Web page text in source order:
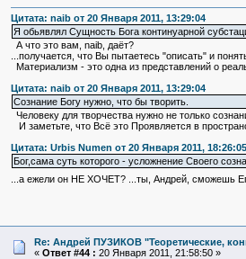
Цитата: naib от 20 Января 2011, 13:29:04
Я обьявлял Сущность Бога континуарной
А что это вам, naib, даёт?
...получается, что Вы пытаетесь "описать" и
Материализм - это одна из представлений о
Цитата: naib от 20 Января 2011, 13:29:04
Сознание Богу нужно, что бы творить.
Человеку для творчества нужно не только
И заметьте, что Всё это Проявляется в
Цитата: Urbis Numen от 20 Января 2011, 18:26:05
Бог,сама суть которого - усложнение Своего
...а ежели он НЕ ХОЧЕТ? ...ты, Андрей, сможешь
Re: Андрей ПУЗИКОВ "Теоретические,
« Ответ #44 : 20 Января 2011, 21:58:50 »